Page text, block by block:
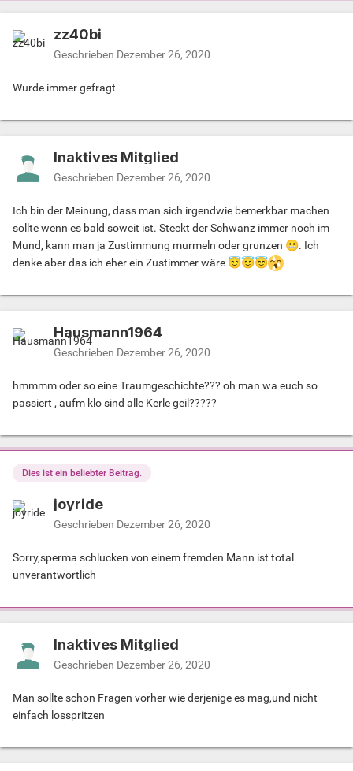
zz40bi
Geschrieben Dezember 26, 2020
Wurde immer gefragt
Inaktives Mitglied
Geschrieben Dezember 26, 2020
Ich bin der Meinung, dass man sich irgendwie bemerkbar machen
sollte wenn es bald soweit ist. Steckt der Schwanz immer noch im
Mund, kann man ja Zustimmung murmeln oder grunzen 😬. Ich
denke aber das ich eher ein Zustimmer wäre 😇😇😇
Hausmann1964
Geschrieben Dezember 26, 2020
hmmmm oder so eine Traumgeschichte??? oh man wa euch so
passiert , aufm klo sind alle Kerle geil?????
Dies ist ein beliebter Beitrag.
joyride
Geschrieben Dezember 26, 2020
Sorry,sperma schlucken von einem fremden Mann ist total
unverantwortlich
Inaktives Mitglied
Geschrieben Dezember 26, 2020
Man sollte schon Fragen vorher wie derjenige es mag,und nicht
einfach losspritzen